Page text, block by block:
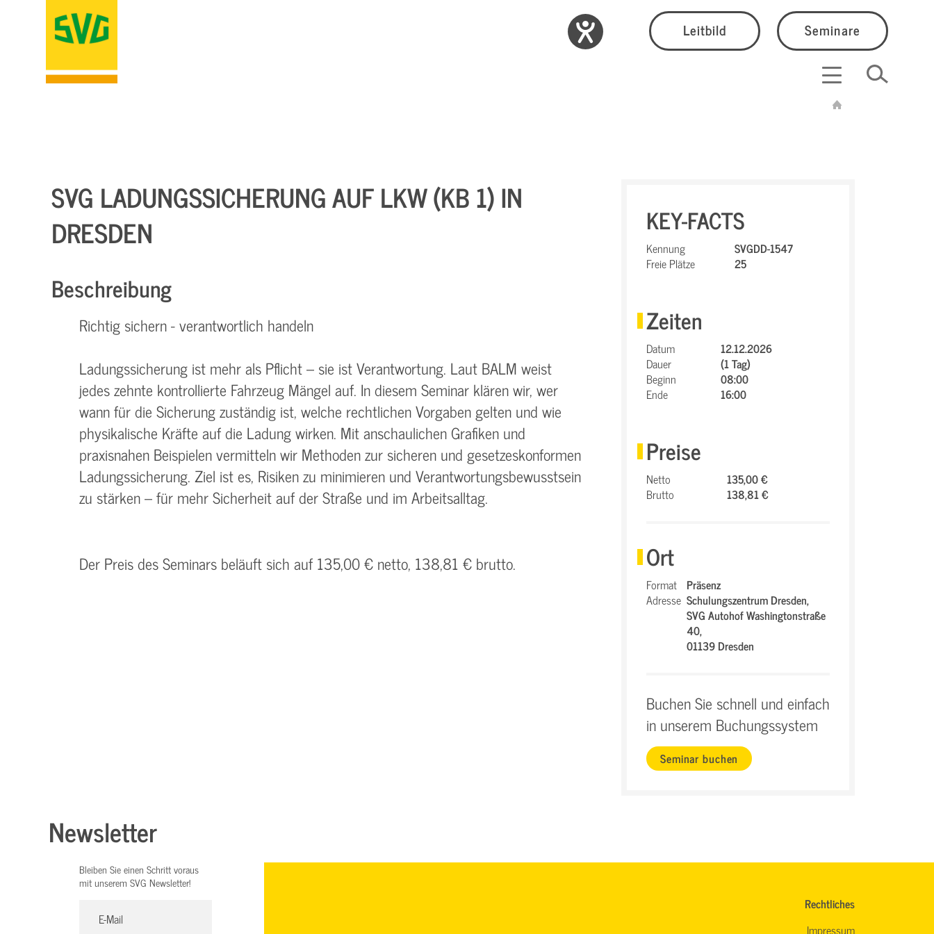
Leitbild Seminare
SVG LADUNGSSICHERUNG AUF LKW (KB 1) IN
DRESDEN
Beschreibung
Richtig sichern - verantwortlich handeln
Ladungssicherung ist mehr als Pflicht – sie ist Verantwortung. Laut BALM weist
jedes zehnte kontrollierte Fahrzeug Mängel auf. In diesem Seminar klären wir, wer
wann für die Sicherung zuständig ist, welche rechtlichen Vorgaben gelten und wie
physikalische Kräfte auf die Ladung wirken. Mit anschaulichen Grafiken und
praxisnahen Beispielen vermitteln wir Methoden zur sicheren und gesetzeskonformen
Ladungssicherung. Ziel ist es, Risiken zu minimieren und Verantwortungsbewusstsein
zu stärken – für mehr Sicherheit auf der Straße und im Arbeitsalltag.
Der Preis des Seminars beläuft sich auf 135,00 € netto, 138,81 € brutto.
KEY-FACTS
Kennung
SVGDD-1547
Freie Plätze
25
Zeiten
Datum
12.12.2026
Dauer
(1 Tag)
Beginn
08:00
Ende
16:00
Preise
Netto
135,00 €
Brutto
138,81 €
Ort
Format Präsenz
Adresse Schulungszentrum Dresden,
SVG Autohof Washingtonstraße
40,
01139 Dresden
Buchen Sie schnell und einfach
in unserem Buchungssystem
Seminar buchen
Newsletter
Bleiben Sie einen Schritt voraus
mit unserem SVG Newsletter!
Rechtliches
Impressum